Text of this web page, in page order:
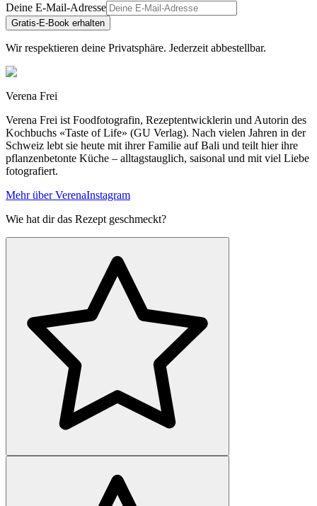
Deine E-Mail-Adresse
Gratis-E-Book erhalten
Wir respektieren deine Privatsphäre. Jederzeit abbestellbar.
Verena Frei
Verena Frei ist Foodfotografin, Rezeptentwicklerin und Autorin des
Kochbuchs «Taste of Life» (GU Verlag). Nach vielen Jahren in der
Schweiz lebt sie heute mit ihrer Familie auf Bali und teilt hier ihre
pflanzenbetonte Küche – alltagstauglich, saisonal und mit viel Liebe
fotografiert.
Mehr über VerenaInstagram
Wie hat dir das Rezept geschmeckt?